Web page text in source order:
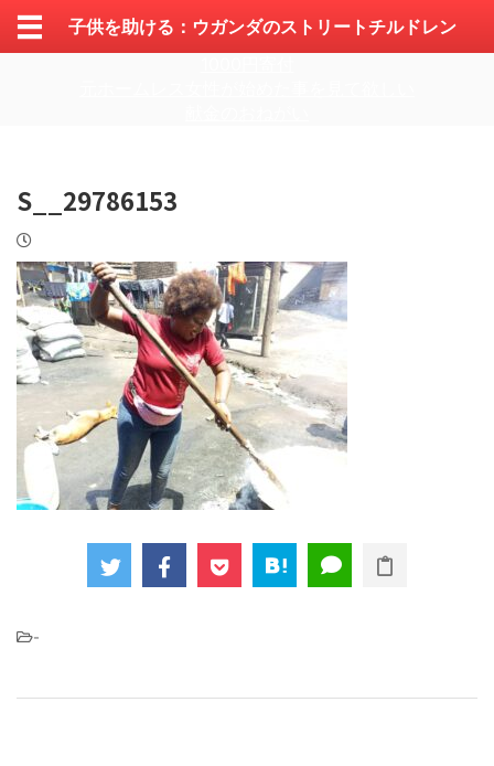
子供を助ける：ウガンダのストリートチルドレン
S__29786153
-